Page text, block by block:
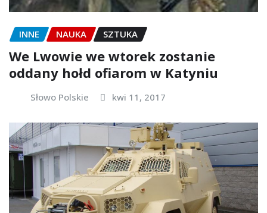
INNE NAUKA SZTUKA
We Lwowie we wtorek zostanie
oddany hołd ofiarom w Katyniu
Słowo Polskie kwi 11, 2017